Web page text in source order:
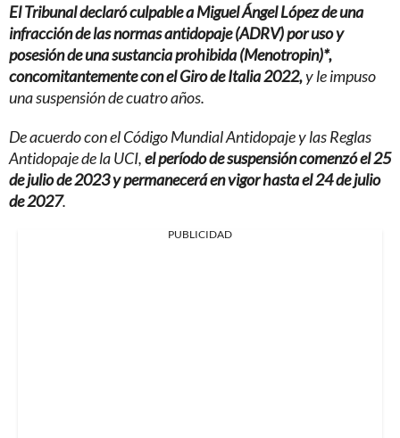
El Tribunal declaró culpable a Miguel Ángel López de una
infracción de las normas antidopaje (ADRV) por uso y
posesión de una sustancia prohibida (Menotropin)*,
concomitantemente con el Giro de Italia 2022,y le impuso
una suspensión de cuatro años.
De acuerdo con el Código Mundial Antidopaje y las Reglas
Antidopaje de la UCI,el período de suspensión comenzó el 25
de julio de 2023 y permanecerá en vigor hasta el 24 de julio
de 2027.
PUBLICIDAD